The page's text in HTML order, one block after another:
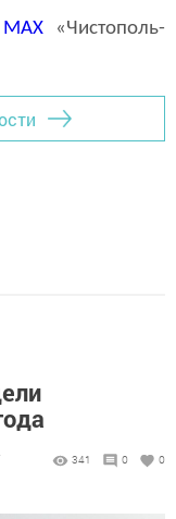
MAX«Чистополь-
341 0 0